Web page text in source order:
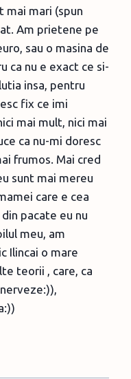
mai mari (spun
Am prietene pe
sau o masina de
ca nu e exact ce si-
insa, pentru
fix ce imi
mai mult, nici mai
ca nu-mi doresc
frumos. Mai cred
sunt mai mereu
care e cea
pacate eu nu
meu, am
Ilincai o mare
teorii , care, ca